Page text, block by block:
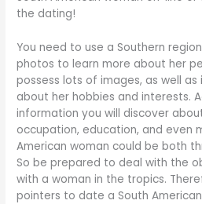
the dating!
You need to use a Southern
photos to learn more about her
possess lots of images, as well
about her hobbies and interests.
information you will discover
occupation, education, and even
American woman could be both
So be prepared to deal with the
with a woman in the tropics.
pointers to date a South